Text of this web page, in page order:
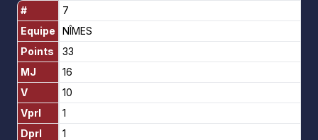
#
Equipe
Points
MJ
V
Vprl
Dprl
7
NÎMES
33
16
10
1
1